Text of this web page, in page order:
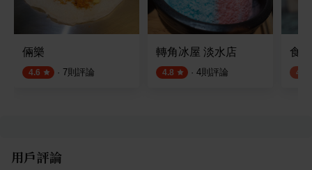
倆樂
4.6 · 7則評論
轉角冰屋 淡水店
4.8 · 4則評論
食
4.0
用戶評論